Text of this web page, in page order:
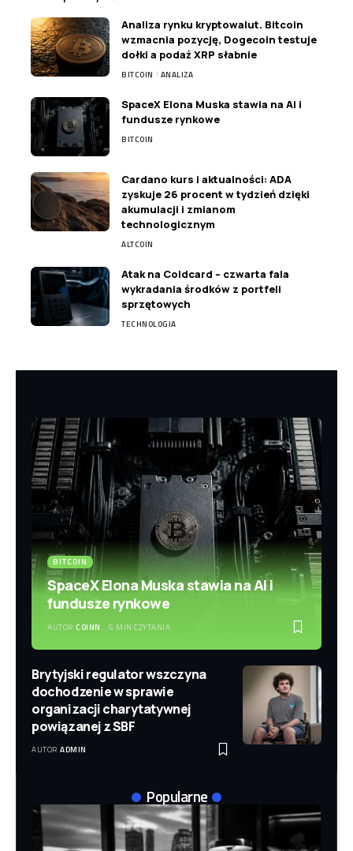
Analiza rynku kryptowalut. Bitcoin
wzmacnia pozycję, Dogecoin testuje
dołki a podaż XRP słabnie
BITCOIN ANALIZA
SpaceX Elona Muska stawia na AI i
fundusze rynkowe
BITCOIN
Cardano kurs i aktualności: ADA
zyskuje 26 procent w tydzień dzięki
akumulacji i zmianom
technologicznym
ALTCOIN
Atak na Coldcard – czwarta fala
wykradania środków z portfeli
sprzętowych
TECHNOLOGIA
BITCOIN
SpaceX Elona Muska stawia na AI i
fundusze rynkowe
AUTOR COINN. 5 MIN CZYTANIA
Brytyjski regulator wszczyna
dochodzenie w sprawie
organizacji charytatywnej
powiązanej z SBF
AUTOR ADMIN
Popularne